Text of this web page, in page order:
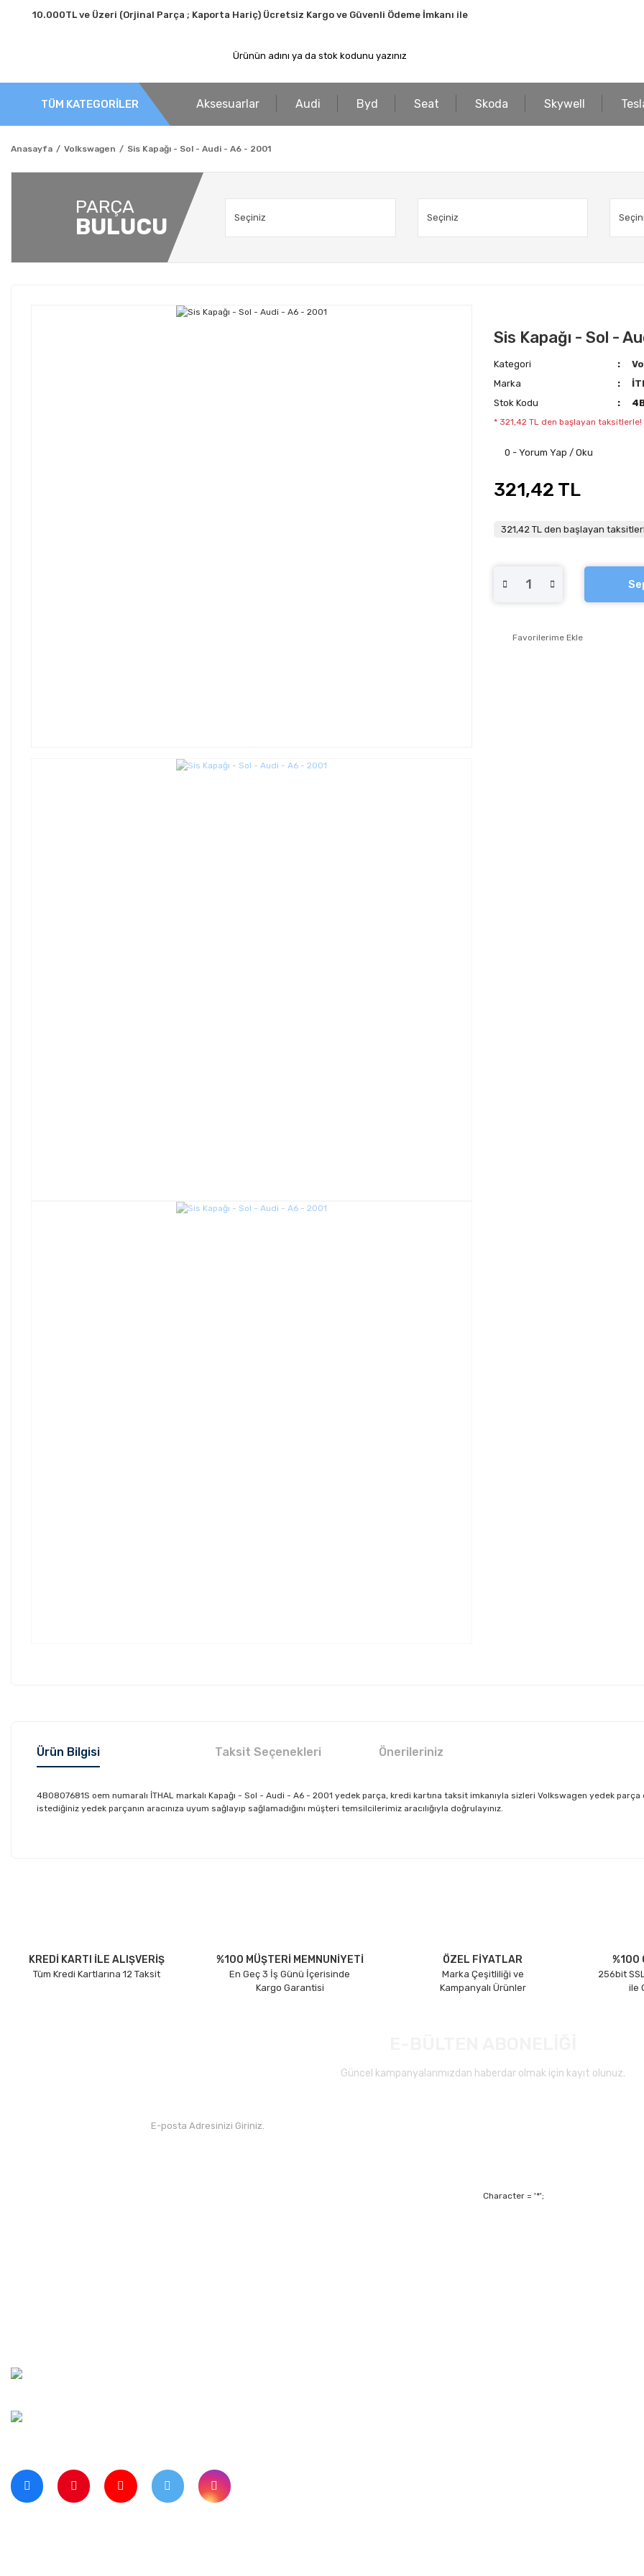
10.000TL ve Üzeri (Orjinal Parça ; Kaporta Hariç) Ücretsiz Kargo ve Güvenli Ödeme İmkanı ile
TÜM KATEGORİLER Aksesuarlar Audi Byd Seat Skoda Skywell
Anasayfa Volkswagen Sis Kapağı - Sol - Audi - A6 - 2001
PARÇA
BULUCU
Sis Kapağı - Sol -
Kategori
Marka
Stok Kodu
* 321,42 TL den başlayan taksitlerle!
0 - Yorum Yap / Oku
321,42 TL
321,42 TL den başlayan
Ürün Bilgisi Taksit Seçenekleri Önerileriniz
4B0807681S oem numaralı İTHAL markalı Kapağı - Sol - Audi - A6 - 2001 yedek parça, kredi kartına taksit imkanıyla sizleri Volkswagen yedek
istediğiniz yedek parçanın aracınıza uyum sağlayıp sağlamadığını müşteri temsilcilerimiz aracılığıyla doğrulayınız.
Ürün bilgilerinde hatalar bulunuyor.
Ürün fiyatı diğer sitelerden daha pahalı.
KREDİ KARTI İLE ALIŞVERİŞ
Tüm Kredi Kartlarına 12 Taksit
%100 MÜŞTERİ MEMNUNİYETİ
En Geç 3 İş Günü İçerisinde
Kargo Garantisi
ÖZEL FİYATLAR
Marka Çeşitliliği ve
Kampanyalı Ürünler
%100
256bit
ile
Güncel kampanyalarımızdan haberdar olmak için kayıt olunuz.
Character = '*';